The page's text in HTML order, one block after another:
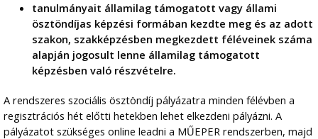
tanulmányait államilag támogatott vagy állami
ösztöndíjas képzési formában kezdte meg és az adott
szakon, szakképzésben megkezdett féléveinek száma
alapján jogosult lenne államilag támogatott
képzésben való részvételre.
A rendszeres szociális ösztöndíj pályázatra minden félévben a
regisztrációs hét előtti hetekben lehet elkezdeni pályázni. A
pályázatot szükséges online leadni a MŰEPER rendszerben, majd